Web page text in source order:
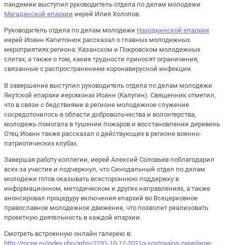
пандемии выступил руководитель отдела по делам молодежи
Магаданской епархии иерей Илия Холопов.
Руководитель отдела по делам молодежи Находкинской епархии
иерей Иоанн Капитонюк рассказал о главных молодежных
мероприятиях региона: Казанском и Покровском молодежных
слетах, а также о том, какие трудности приносят ограничения,
связанные с распространением коронавирусной инфекции.
В завершение выступил руководитель отдела по делам молодежи
Якутской епархии иеромонах Иоанн (Калугин). Священник отметил,
что в связи с бедствиями в регионе молодежное служение
сосредоточилось в области добровольчества и волонтерства,
молодежь помогала в тушении пожаров и восстановлении деревень.
Отец Иоанн также рассказал о действующих в регионе военно-
патриотических клубах.
Завершая работу коллегии, иерей Алексий Соловьев поблагодарил
всех за участие и подчеркнул, что Синодальный отдел по делам
молодежи готов оказывать всестороннюю поддержку в
информационном, методическом и других направлениях, а также
анонсировал процедуру включения епархий во Всецерковное
православное молодежное движение, что позволит реализовать
проектную деятельность в каждой епархии.
​​​​​​​Смотреть встроенную онлайн галерею в:
http://rpcne.ru/index.php/arhiv/2291-10-12-2021g-sostoyalos-zasedanie-